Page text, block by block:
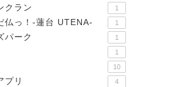
クラン 1
仏っ！-蓮台 UTENA- 1
パーク 1
1
10
プリ 4